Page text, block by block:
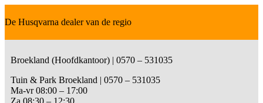
De Husqvarna dealer van de regio
Broekland (Hoofdkantoor) | 0570 – 531035
Tuin & Park Broekland | 0570 – 531035
Ma-vr 08:00 – 17:00
Za 08:30 – 12:30